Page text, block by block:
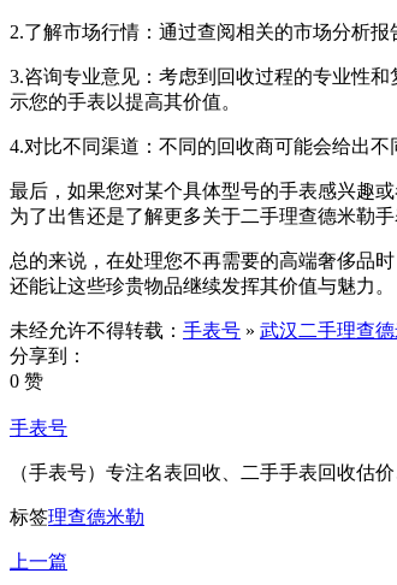
2.了解市场行情：通过查阅相关的市场分析
3.咨询专业意见：考虑到回收过程的专业性
示您的手表以提高其价值。
4.对比不同渠道：不同的回收商可能会给出
最后，如果您对某个具体型号的手表感兴趣
为了出售还是了解更多关于二手理查德米勒
总的来说，在处理您不再需要的高端奢侈品
还能让这些珍贵物品继续发挥其价值与魅力。
未经允许不得转载： 手表号 » 武汉二手理查
分享到：
0 赞
手表号
（手表号）专注名表回收、二手手表回收估
标签理查德米勒
上一篇